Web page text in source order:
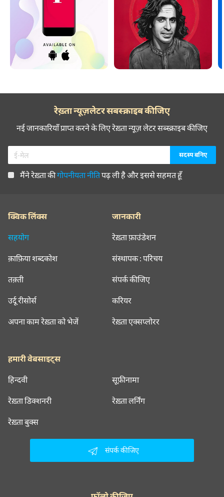
रेख़्ता न्यूज़लेटर सबस्क्राइब कीजिए
नई जानकारियाँ प्राप्त करने के लिए रेख़्ता न्यूज़ लेटर सब्स्क्राइब कीजिए
मैंने रेख़्ता कीगोपनीयता नीतिपढ़ ली है और इससे सहमत हूँ
क्विक लिंक्स
सहयोग
क़ाफ़िया शब्दकोश
तक़्ती
उर्दू रीसोर्स
अपना काम रेख़्ता को भेजें
जानकारी
रेख़्ता फ़ाउंडेशन
संस्थापक : परिचय
संपर्क कीजिए
करियर
रेख़्ता एक्सप्लोरर
हमारी वेबसाइट्स
हिन्दवी सूफ़ीनामा
रेख़्ता डिक्शनरी रेख़्ता लर्निंग
रेख़्ता बुक्स
संपर्क कीजिए